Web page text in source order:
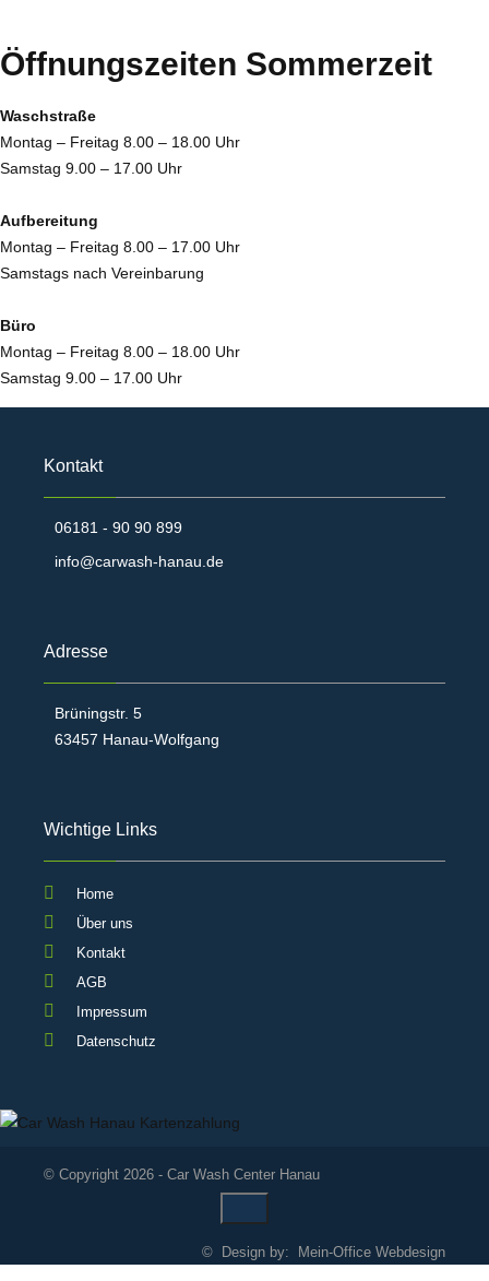
Öffnungszeiten Sommerzeit
Waschstraße
Montag – Freitag 8.00 – 18.00 Uhr
Samstag 9.00 – 17.00 Uhr
Aufbereitung
Montag – Freitag 8.00 – 17.00 Uhr
Samstags nach Vereinbarung
Büro
Montag – Freitag 8.00 – 18.00 Uhr
Samstag 9.00 – 17.00 Uhr
Kontakt
06181 - 90 90 899
info@carwash-hanau.de
Adresse
Brüningstr. 5
63457 Hanau-Wolfgang
Wichtige Links
Home
Über uns
Kontakt
AGB
Impressum
Datenschutz
© Copyright 2026 - Car Wash Center Hanau
© Design by: Mein-Office Webdesign